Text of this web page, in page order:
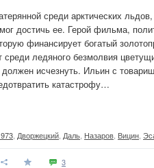
среди арктических
достичь ее. Герой фильма,
финансирует богатый
среди ледяного безмолвия
исчезнуть. Ильин с
катастрофу…
Дворжецкий Даль Назаров Вицин
3